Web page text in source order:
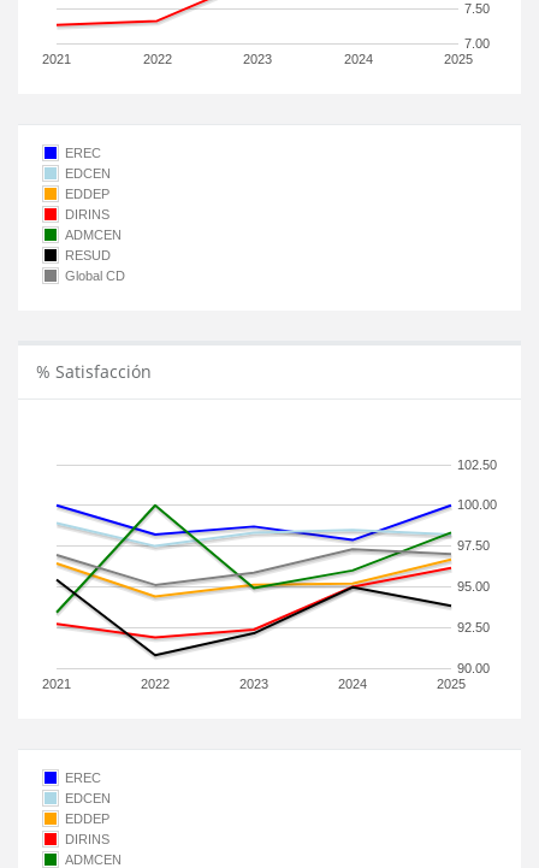
2021 2022 2023 2024 2025
7.00
7.50
EREC
EDCEN
EDDEP
DIRINS
ADMCEN
RESUD
Global CD
% Satisfacción
2021 2022 2023 2024 2025
90.00
92.50
95.00
97.50
100.00
102.50
EREC
EDCEN
EDDEP
DIRINS
ADMCEN